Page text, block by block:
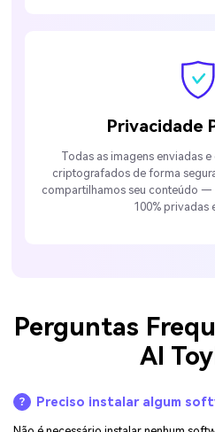
Privacidade
Todas as imagens enviadas
criptografados de forma
compartilhamos seu conteúdo —
100% privadas
Perguntas
AI
Preciso instalar algum